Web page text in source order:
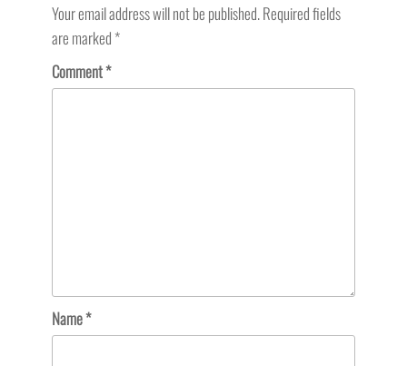
Your email address will not be published.Required fields
are marked*
Comment*
Name*